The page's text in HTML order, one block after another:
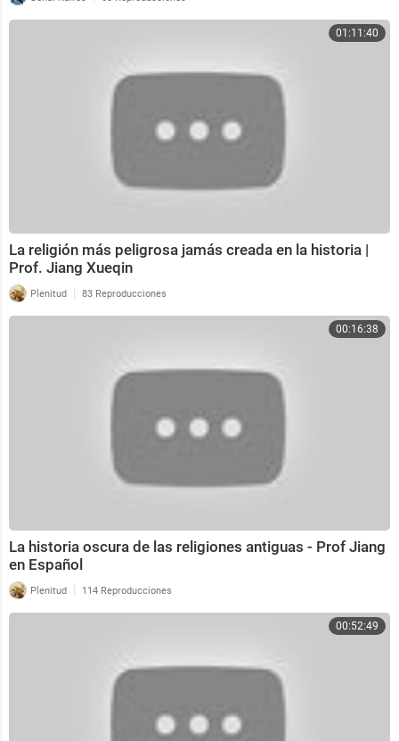
01:11:40
La religión más peligrosa jamás creada en la historia |
Prof. Jiang Xueqin
Plenitud | 83 Reproducciones
00:16:38
La historia oscura de las religiones antiguas - Prof Jiang
en Español
Plenitud | 114 Reproducciones
00:52:49